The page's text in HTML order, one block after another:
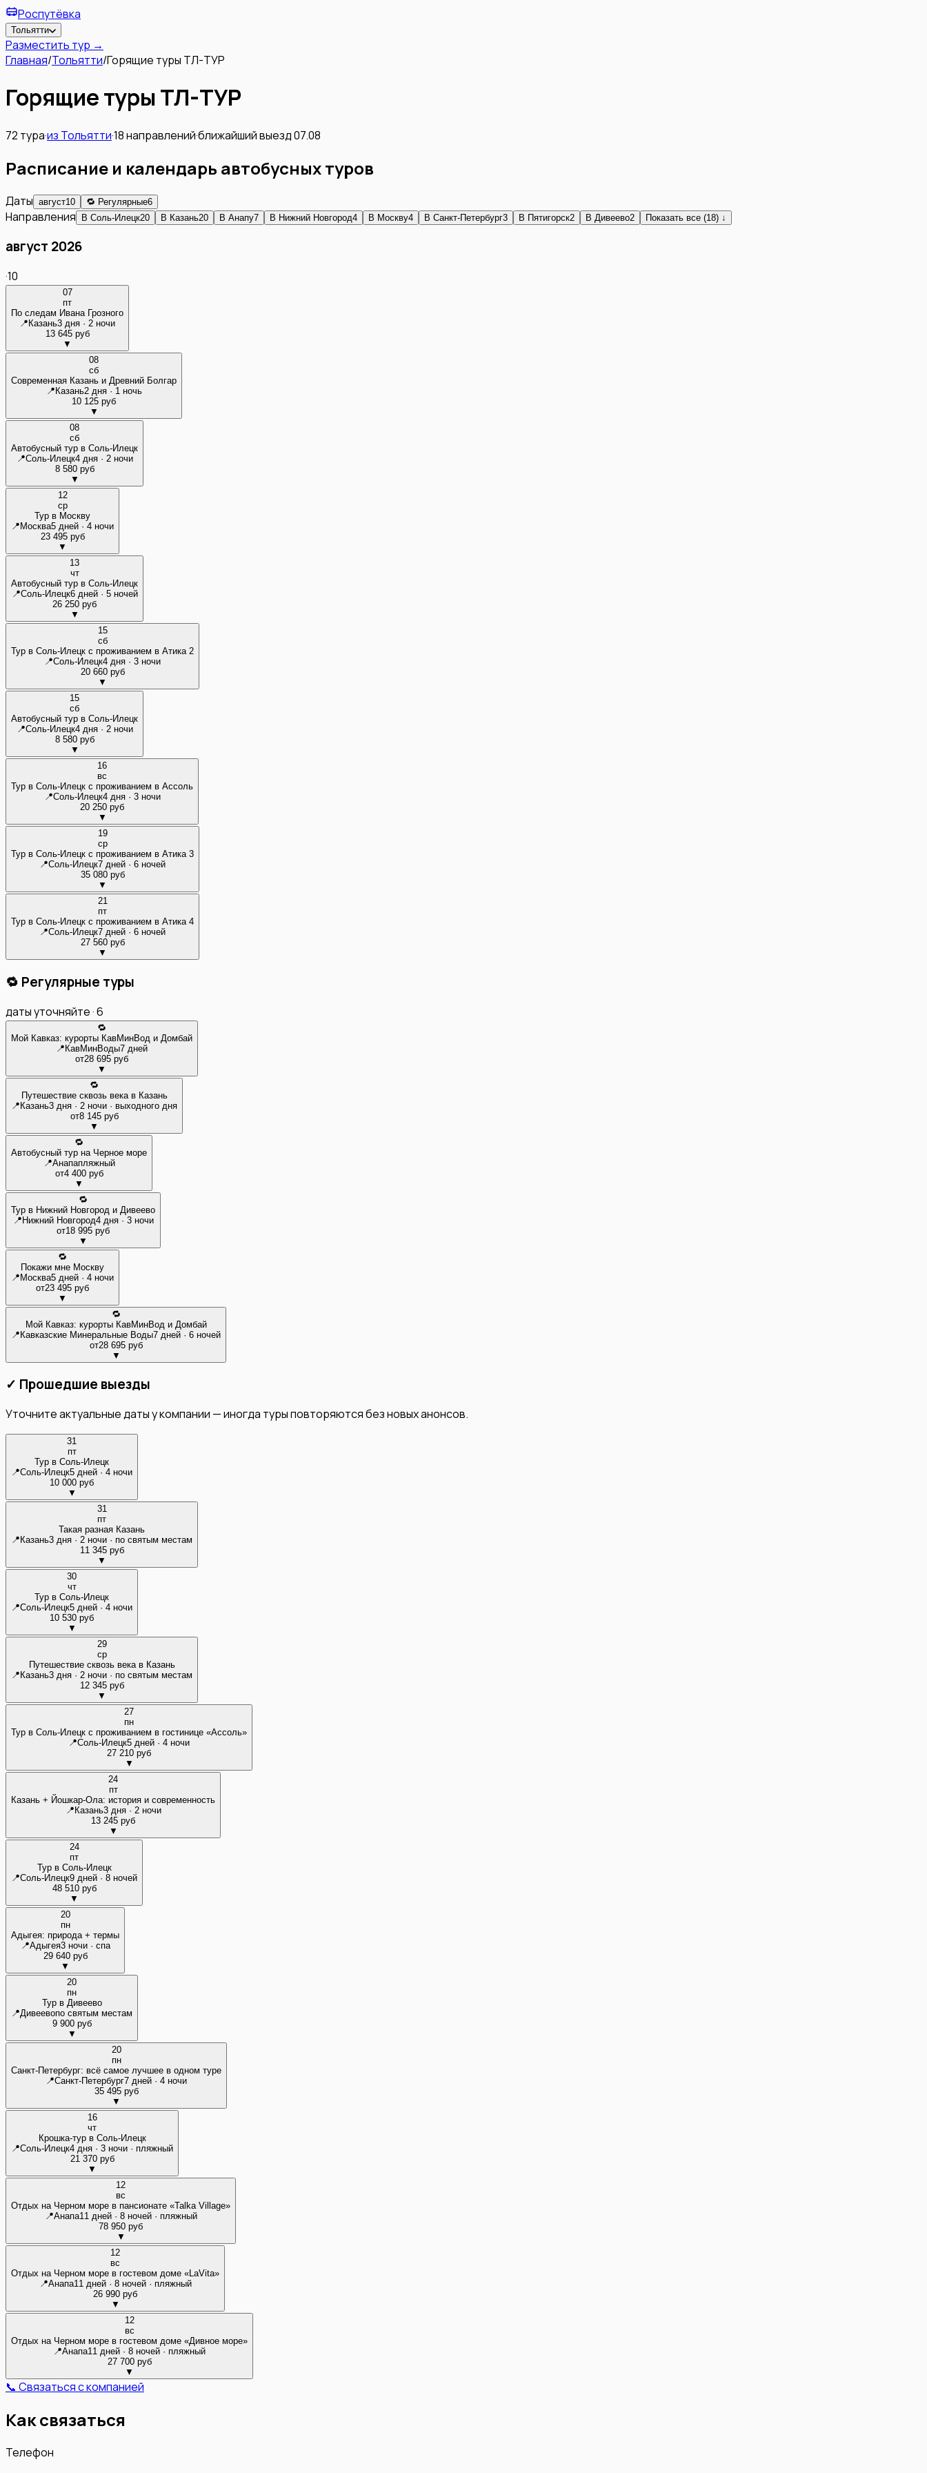
Роспутёвка
Тольятти
Разместить тур →
Главная/Тольятти/Горящие туры ТЛ-ТУР
Горящие туры ТЛ-ТУР
72 тура·из Тольятти·18направлений·ближайший выезд07.08
Расписание и календарь автобусных туров
Даты август10 🔁 Регулярные6
Направления В Соль-Илецк20 В Казань20 В Анапу7 В Нижний Новгород4 В Москву4 В Санкт-Петербург3 В Пятигорск2 В Дивеево2 Показать все (18) ↓
август 2026
·10
07
пт
По следам Ивана Грозного
📍 Казань3 дня · 2 ночи
13 645 руб
▼
08
сб
Современная Казань и Древний Болгар
📍 Казань2 дня · 1 ночь
10 125 руб
▼
08
сб
Автобусный тур в Соль-Илецк
📍Соль-Илецк4 дня · 2 ночи
8 580 руб
▼
12
ср
Тур в Москву
📍 Москва5 дней · 4 ночи
23 495 руб
▼
13
чт
Автобусный тур в Соль-Илецк
📍Соль-Илецк6 дней · 5 ночей
26 250 руб
▼
15
сб
Тур в Соль-Илецк с проживанием в Атика 2
📍Соль-Илецк4 дня · 3 ночи
20 660 руб
▼
15
сб
Автобусный тур в Соль-Илецк
📍Соль-Илецк4 дня · 2 ночи
8 580 руб
▼
16
вс
Тур в Соль-Илецк с проживанием в Ассоль
📍Соль-Илецк4 дня · 3 ночи
20 250 руб
▼
19
ср
Тур в Соль-Илецк с проживанием в Атика 3
📍Соль-Илецк7 дней · 6 ночей
35 080 руб
▼
21
пт
Тур в Соль-Илецк с проживанием в Атика 4
📍Соль-Илецк7 дней · 6 ночей
27 560 руб
▼
🔁 Регулярные туры
даты уточняйте ·6
🔁
Мой Кавказ: курорты КавМинВод и Домбай
📍КавМинВоды7 дней
от28 695 руб
▼
🔁
Путешествие сквозь века в Казань
📍Казань3 дня · 2 ночи · выходного дня
от8 145 руб
▼
🔁
Автобусный тур на Черное море
📍Анапапляжный
от4 400 руб
▼
🔁
Тур в Нижний Новгород и Дивеево
📍Нижний Новгород4 дня · 3 ночи
от18 995 руб
▼
🔁
Покажи мне Москву
📍Москва5 дней · 4 ночи
от23 495 руб
▼
🔁
Мой Кавказ: курорты КавМинВод и Домбай
📍Кавказские Минеральные Воды7 дней · 6 ночей
от28 695 руб
▼
✓ Прошедшие выезды
Уточните актуальные даты у компании — иногда туры повторяются без новых анонсов.
31
пт
Тур в Соль-Илецк
📍Соль-Илецк5 дней · 4 ночи
10 000 руб
▼
31
пт
Такая разная Казань
📍 Казань3 дня · 2 ночи · по святым местам
11 345 руб
▼
30
чт
Тур в Соль-Илецк
📍Соль-Илецк5 дней · 4 ночи
10 530 руб
▼
29
ср
Путешествие сквозь века в Казань
📍 Казань3 дня · 2 ночи · по святым местам
12 345 руб
▼
27
пн
Тур в Соль-Илецк с проживанием в гостинице «Ассоль»
📍Соль-Илецк5 дней · 4 ночи
27 210 руб
▼
24
пт
Казань + Йошкар-Ола: история и современность
📍 Казань3 дня · 2 ночи
13 245 руб
▼
24
пт
Тур в Соль-Илецк
📍Соль-Илецк9 дней · 8 ночей
48 510 руб
▼
20
пн
Адыгея: природа + термы
📍Адыгея3 ночи · спа
29 640 руб
▼
20
пн
Тур в Дивеево
📍Дивеевопо святым местам
9 900 руб
▼
20
пн
Санкт-Петербург: всё самое лучшее в одном туре
📍Санкт-Петербург7 дней · 4 ночи
35 495 руб
▼
16
чт
Крошка-тур в Соль-Илецк
📍Соль-Илецк4 дня · 3 ночи · пляжный
21 370 руб
▼
12
вс
Отдых на Черном море в пансионате «Talka Village»
📍Анапа11 дней · 8 ночей · пляжный
78 950 руб
▼
12
вс
Отдых на Черном море в гостевом доме «LaVita»
📍Анапа11 дней · 8 ночей · пляжный
26 990 руб
▼
12
вс
Отдых на Черном море в гостевом доме «Дивное море»
📍Анапа11 дней · 8 ночей · пляжный
27 700 руб
▼
📞 Связаться с компанией
Как связаться
Телефон